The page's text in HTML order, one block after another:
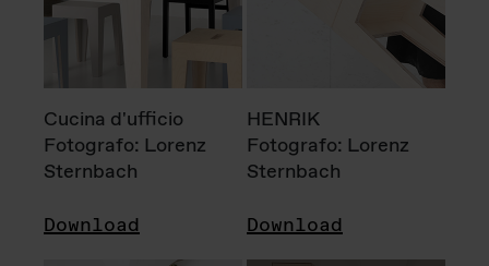
Cucina d'ufficio
Fotografo: Lorenz
Sternbach
Download
HENRIK
Fotografo: Lorenz
Sternbach
Download